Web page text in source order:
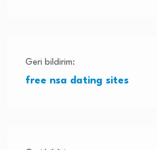
Geri bildirim:
free nsa dating sites